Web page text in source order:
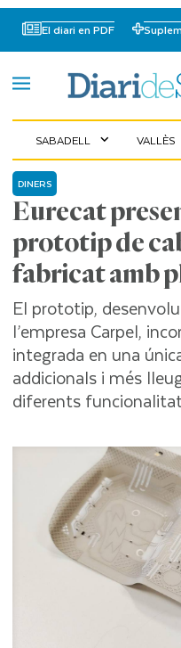
El diari en PDF
SABADELL expand_more VALLÈS
Eurecat
prototip de
fabricat amb
DINERS
El prototip,
l’empresa Carpel,
integrada en una
addicionals i més
diferents